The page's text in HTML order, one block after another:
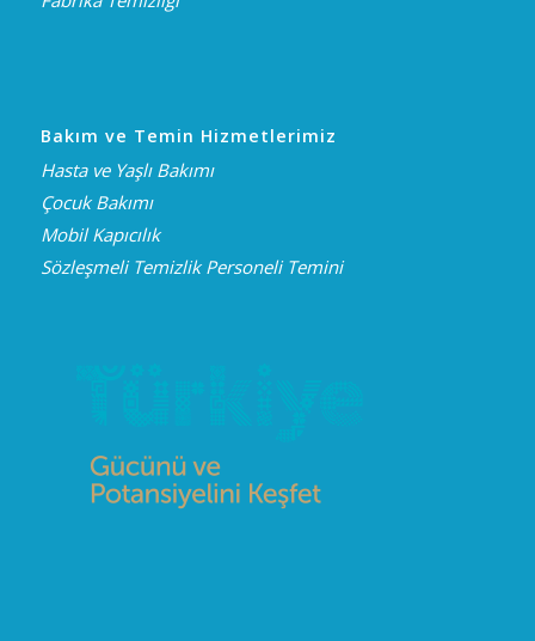
Bakım ve Temin Hizmetlerimiz
Hasta ve Yaşlı Bakımı
Çocuk Bakımı
Mobil Kapıcılık
Sözleşmeli Temizlik Personeli Temini